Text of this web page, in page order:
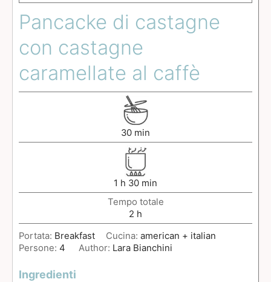
Pancacke di castagne
con castagne
caramellate al caffè
30 min
1 h 30 min
Tempo totale
2 h
Portata: Breakfast Cucina: american + italian
Persone: 4 Author: Lara Bianchini
Ingredienti